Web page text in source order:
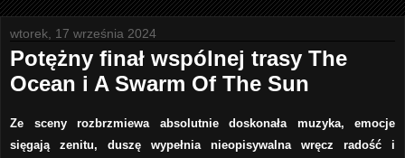
wtorek, 17 września 2024
Potężny finał wspólnej trasy The
Ocean i A Swarm Of The Sun
Ze sceny rozbrzmiewa absolutnie doskonała muzyka, emocje
sięgają zenitu, duszę wypełnia nieopisywalna wręcz radość i